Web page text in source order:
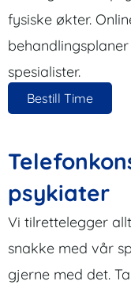
fysiske økter.
spesialister.
Bestill Time
psykiater
Vi tilrettelegger
snakke med vår
gjerne med det.